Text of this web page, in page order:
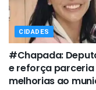
CIDADES
#Chapada:
e reforça
melhorias ao